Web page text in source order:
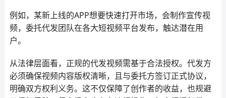
例如，某新上线的APP想要快速打开市场，会制作宣传视
频，委托代发团队在各大短视频平台发布，触达潜在用
户。
从法律层面看，正规的代发视频需基于合法授权。代发方
必须确保视频内容版权清晰，且与委托方签订正式协议，
明确双方权利义务。这不仅保障了创作者的收益，也规避